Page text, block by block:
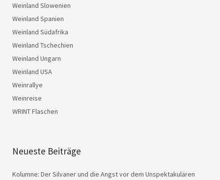
Weinland Slowenien
Weinland Spanien
Weinland Südafrika
Weinland Tschechien
Weinland Ungarn
Weinland USA
Weinrallye
Weinreise
WRINT Flaschen
Neueste Beiträge
Kolumne: Der Silvaner und die Angst vor dem Unspektakulären